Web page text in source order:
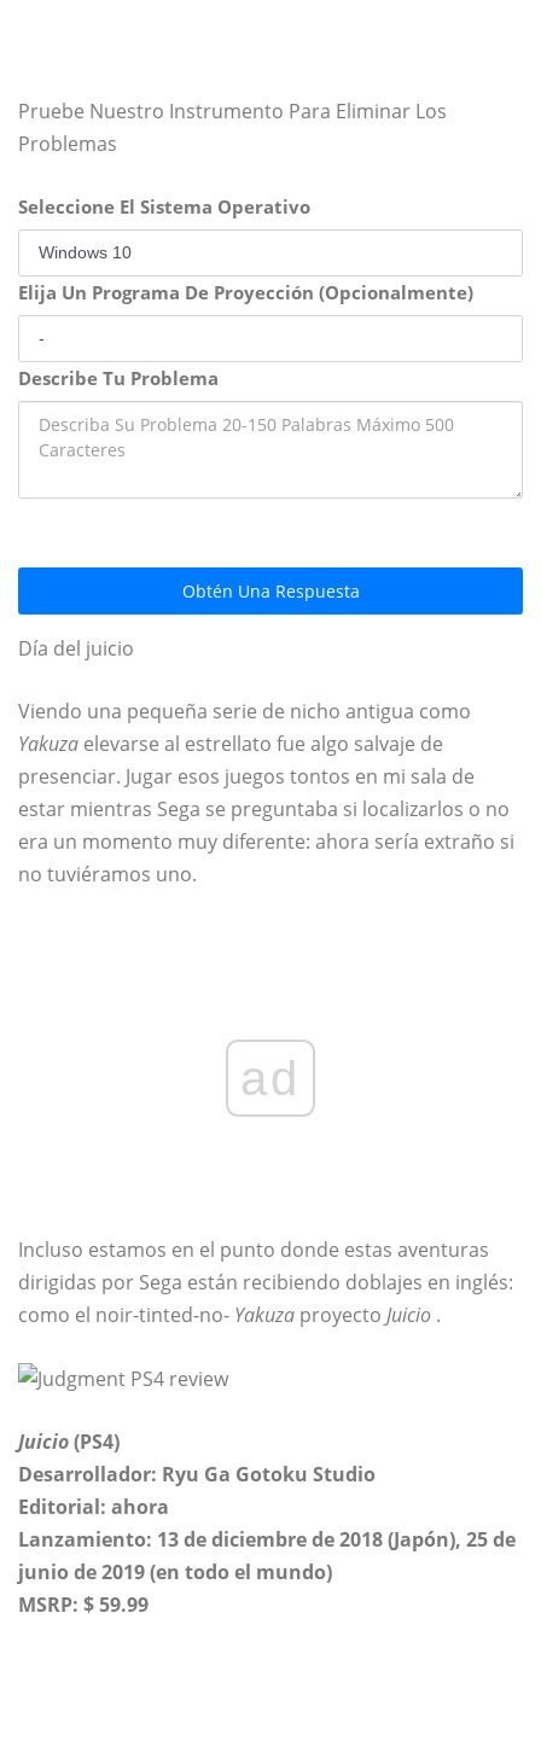
Pruebe Nuestro Instrumento Para Eliminar Los
Problemas
Seleccione El Sistema Operativo
Elija Un Programa De Proyección (Opcionalmente)
Describe Tu Problema
Obtén Una Respuesta
Día del juicio
Viendo una pequeña serie de nicho antigua como
Yakuza elevarse al estrellato fue algo salvaje de
presenciar. Jugar esos juegos tontos en mi sala de
estar mientras Sega se preguntaba si localizarlos o no
era un momento muy diferente: ahora sería extraño si
no tuviéramos uno.
ad
Incluso estamos en el punto donde estas aventuras
dirigidas por Sega están recibiendo doblajes en inglés:
como el noir-tinted-no- Yakuza proyecto Juicio .
Juicio(PS4)
Desarrollador: Ryu Ga Gotoku Studio
Editorial: ahora
Lanzamiento: 13 de diciembre de 2018 (Japón), 25 de
junio de 2019 (en todo el mundo)
MSRP: $ 59.99